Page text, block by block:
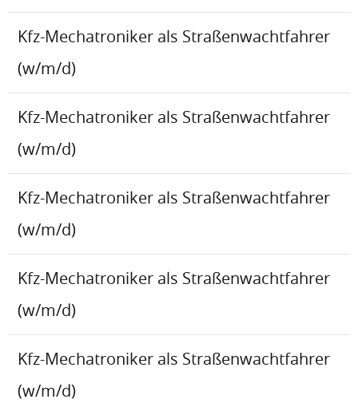
Kfz-Mechatroniker als Straßenwachtfahrer
(w/m/d)
Kfz-Mechatroniker als Straßenwachtfahrer
(w/m/d)
Kfz-Mechatroniker als Straßenwachtfahrer
(w/m/d)
Kfz-Mechatroniker als Straßenwachtfahrer
(w/m/d)
Kfz-Mechatroniker als Straßenwachtfahrer
(w/m/d)